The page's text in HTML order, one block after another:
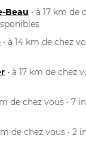
Beau • à 17 km de
• à 14 km de chez
• à 17 km de chez
de chez vous • 7
de chez vous • 2